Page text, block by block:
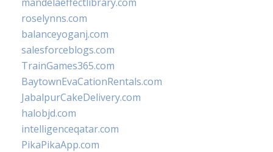
roselynns.com
balanceyoganj.com
salesforceblogs.com
TrainGames365.com
BaytownEvaCationRentals.com
JabalpurCakeDelivery.com
halobjd.com
intelligenceqatar.com
PikaPikaApp.com